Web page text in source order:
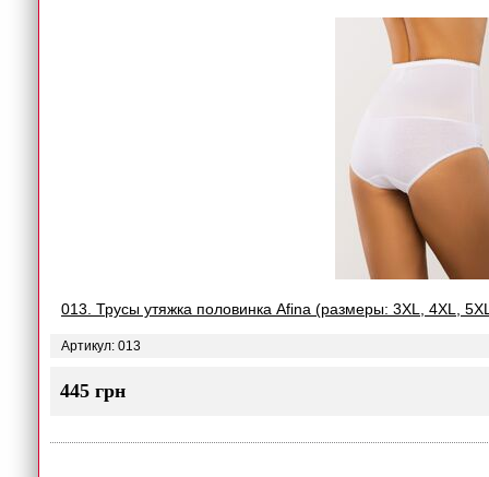
013. Трусы утяжка половинка Afina (размеры: 3XL, 4XL,
Артикул: 013
445 грн